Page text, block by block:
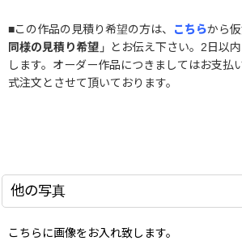
■この作品の見積り希望の方は、 こちらから仮
同様の見積り希望」 とお伝え下さい。2日以
します。オーダー作品につきましてはお支払
式注文とさせて頂いております。
他の写真
こちらに画像をお入れ致します。